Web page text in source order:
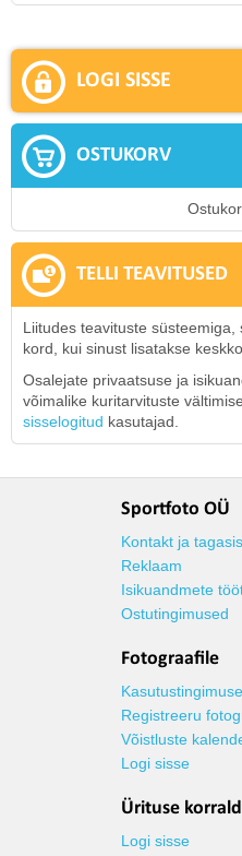
LOGI SISSE
OSTUKORV
TELLI TEAVITUSED
Liitudes teavituste
kord, kui sinust lisatakse
Osalejate privaatsuse ja
võimalike kuritarvituste
sisselogitud kasutajad.
Sportfoto OÜ
Kontakt ja
Reklaam
Isikuandmete
Ostutingimused
Fotograafile
Registreeru
Võistluste
Logi sisse
Ürituse
Logi sisse